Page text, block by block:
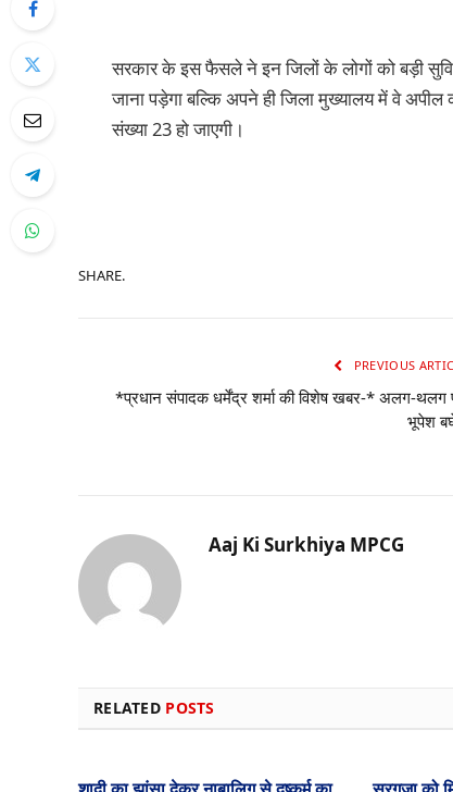
सरकार के इस फैसले ने इन जिलों के लोगों को बड़ी
जाना पड़ेगा बल्कि अपने ही जिला मुख्‍यालय में वे
संख्‍या 23 हो जाएगी।
SHARE.
PREVIOUS
*प्रधान संपादक धर्मेंद्र शर्मा की विशेष खबर-* अलग-थलग
भूपेश
Aaj Ki Surkhiya MPCG
RELATED POSTS